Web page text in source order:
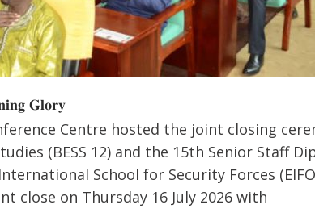
𝐆𝐥𝐨𝐫𝐲
Centre hosted the joint closing
(BESS 12) and the 15th Senior Staff
School for Security Forces
close on Thursday 16 July 2026 with